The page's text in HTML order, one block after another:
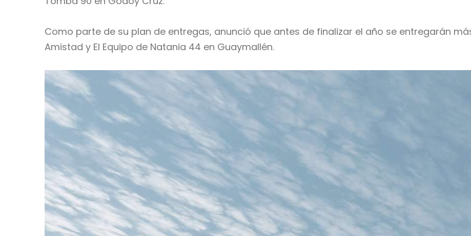
Como parte de su plan de entregas, anunció que antes de finalizar el año se entregarán
Amistad y El Equipo de Natania 44 en Guaymallén.